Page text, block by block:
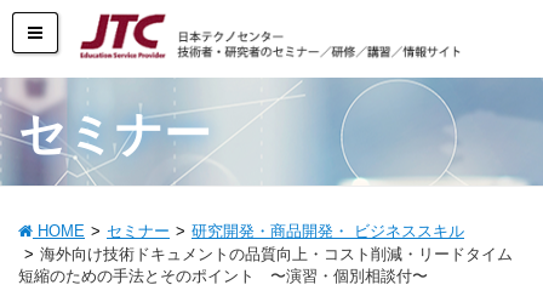
セミナー
HOME セミナー
研究開発・商品開発・ ビジネススキル
海外向け技術ドキュメントの品質向上・コスト削減・リードタイム
短縮のための手法とそのポイント 〜演習・個別相談付〜